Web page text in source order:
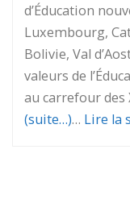
d’Éducation
Luxembourg,
Bolivie, Val
valeurs de
au carrefour des
(suite…)… Lire la